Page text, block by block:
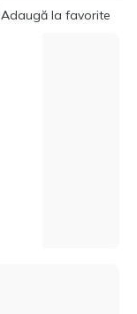
Adaugă la favorite